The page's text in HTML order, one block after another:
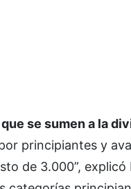
se sumen a la
principiantes y
de 3.000”, explicó